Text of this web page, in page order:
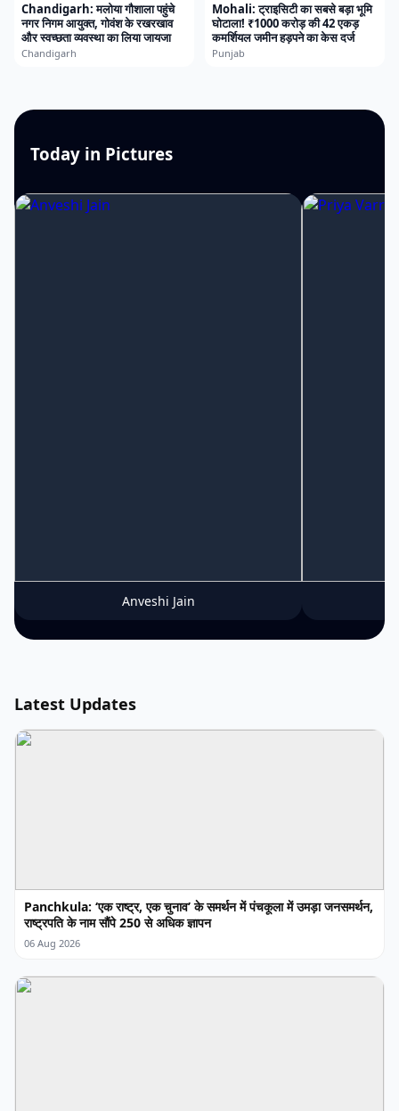
Chandigarh: मलोया गौशाला पहुंचे
नगर निगम आयुक्त, गोवंश के रखरखाव
और स्वच्छता व्यवस्था का लिया जायजा
Chandigarh
Mohali: ट्राइसिटी का सबसे बड़ा भूमि
घोटाला! ₹1000 करोड़ की 42 एकड़
कमर्शियल जमीन हड़पने का केस दर्ज
Punjab
Today in Pictures
Anveshi Jain
Latest Updates
Panchkula: ‘एक राष्ट्र, एक चुनाव’ के समर्थन में पंचकूला में उमड़ा जनसमर्थन,
राष्ट्रपति के नाम सौंपे 250 से अधिक ज्ञापन
06 Aug 2026